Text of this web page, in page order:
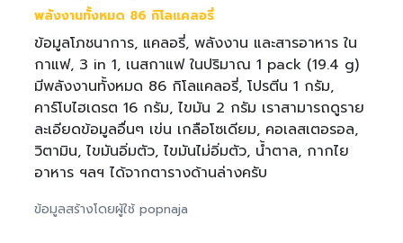
พลังงานทั้งหมด 86 กิโลแคลอรี่
ข้อมูลโภชนาการ, แคลอรี่, พลังงาน และสารอาหาร ใน
กาแฟ, 3 in 1, เนสกาแฟ ในปริมาณ 1 pack (19.4 g)
มีพลังงานทั้งหมด 86 กิโลแคลอรี่, โปรตีน 1 กรัม,
คาร์โบไฮเดรต 16 กรัม, ไขมัน 2 กรัม เราสามารถดูราย
ละเอียดข้อมูลอื่นๆ เข่น เกลือโซเดียม, คอเลสเตอรอล,
วิตามิน, ไขมันอิ่มตัว, ไขมันไม่อิ่มตัว, น้ำตาล, กากไย
อาหาร ฯลฯ ได้จากตารางด้านล่างครับ
ข้อมูลสร้างโดยผู้ใช้ popnaja